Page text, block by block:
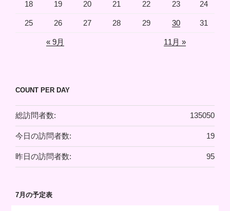
18 19 20 21 22 23 24
25 26 27 28 29 30 31
« 9月 11月 »
COUNT PER DAY
135050
総訪問者数:
19
今日の訪問者数:
95
昨日の訪問者数:
7月の予定表